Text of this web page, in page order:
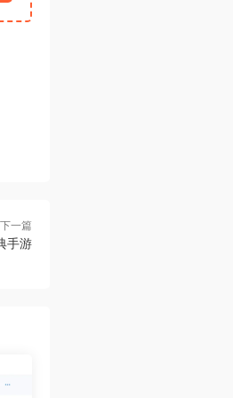
下一篇
手游